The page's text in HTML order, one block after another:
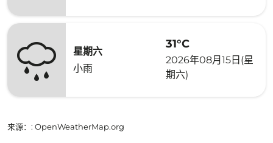
星期六
小雨
31°C
2026年08月15日(星
期六)
来源： : OpenWeatherMap.org